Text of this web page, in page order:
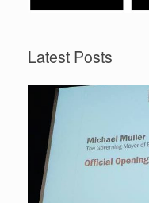
Latest Posts